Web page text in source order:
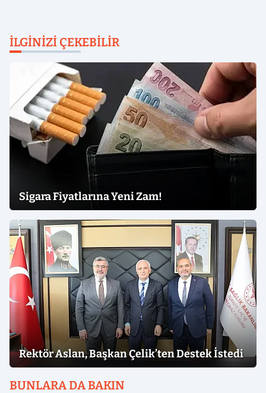
İLGINIZI ÇEKEBILIR
Sigara Fiyatlarına Yeni Zam!
Rektör Aslan, Başkan Çelik’ten Destek İstedi
BUNLARA DA BAKIN